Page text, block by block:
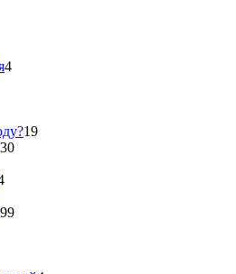
4
19
30
99